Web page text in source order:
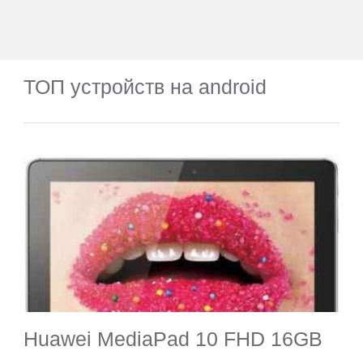
ТОП устройств на android
Huawei MediaPad 10 FHD 16GB